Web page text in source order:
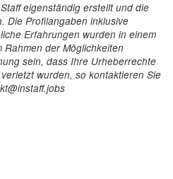
eigenständig erstellt und die
Die Profilangaben inklusive
Erfahrungen wurden in einem
Rahmen der Möglichkeiten
sein, dass Ihre Urheberrechte
wurden, so kontaktieren Sie